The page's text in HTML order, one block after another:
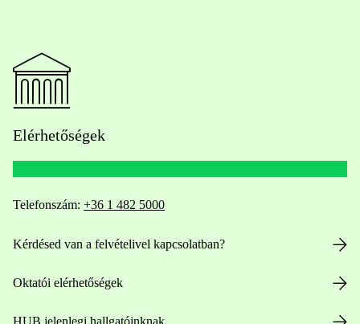
Elérhetőségek
Telefonszám: +36 1 482 5000
Kérdésed van a felvételivel kapcsolatban?
Oktatói elérhetőségek
HUB jelenlegi hallgatóinknak